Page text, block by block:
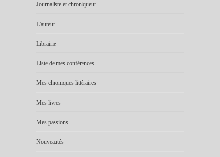
Journaliste et chroniqueur
L'auteur
Librairie
Liste de mes conférences
Mes chroniques littéraires
Mes livres
Mes passions
Nouveautés